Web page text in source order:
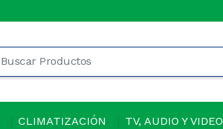
CLIMATIZACIÓN TV, AUDIO Y VIDEO